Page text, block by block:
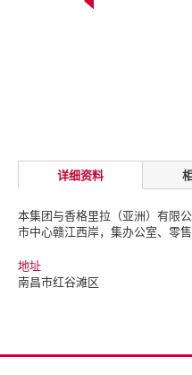
详细资料
本集团与香格里拉（亚洲）有限
市中心赣江西岸，集办公室、零
地址
南昌市红谷滩区